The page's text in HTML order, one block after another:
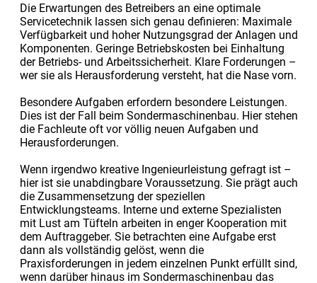
Die Erwartungen des Betreibers an eine optimale
Servicetechnik lassen sich genau definieren: Maximale
Verfügbarkeit und hoher Nutzungsgrad der Anlagen und
Komponenten. Geringe Betriebskosten bei Einhaltung
der Betriebs- und Arbeitssicherheit. Klare Forderungen –
wer sie als Herausforderung versteht, hat die Nase vorn.
Besondere Aufgaben erfordern besondere Leistungen.
Dies ist der Fall beim Sondermaschinenbau. Hier stehen
die Fachleute oft vor völlig neuen Aufgaben und
Herausforderungen.
Wenn irgendwo kreative Ingenieurleistung gefragt ist –
hier ist sie unabdingbare Voraussetzung. Sie prägt auch
die Zusammensetzung der speziellen
Entwicklungsteams. Interne und externe Spezialisten
mit Lust am Tüfteln arbeiten in enger Kooperation mit
dem Auftraggeber. Sie betrachten eine Aufgabe erst
dann als vollständig gelöst, wenn die
Praxisforderungen in jedem einzelnen Punkt erfüllt sind,
wenn darüber hinaus im Sondermaschinenbau das